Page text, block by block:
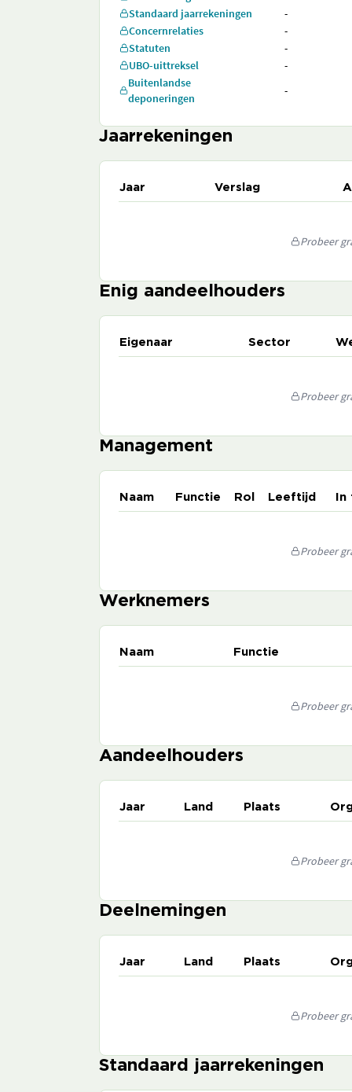
Standaard jaarrekeningen
-
Concernrelaties
-
Statuten
-
UBO-uittreksel
-
Buitenlandse
deponeringen
-
Jaarrekeningen
Jaar Verslag
Probeer
Enig aandeelhouders
Eigenaar Sector
Probeer
Management
Naam Functie Rol Leeftijd
Probeer
Werknemers
Naam Functie
Probeer
Aandeelhouders
Jaar Land Plaats
Probeer
Deelnemingen
Jaar Land Plaats
Probeer
Standaard jaarrekeningen